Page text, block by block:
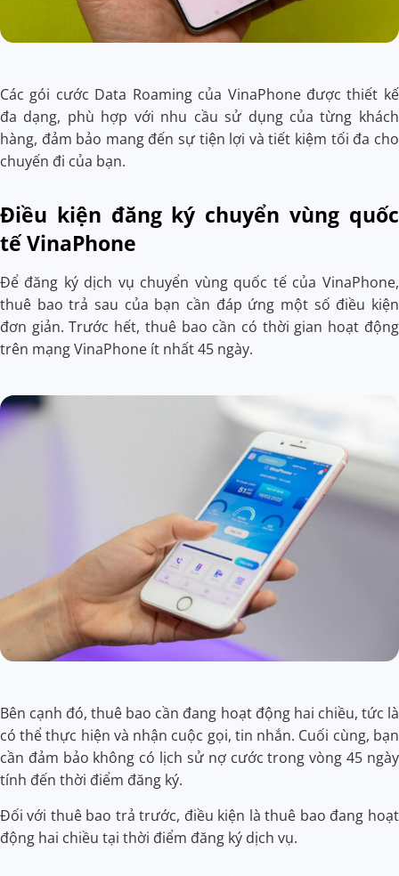
Các gói cước Data Roaming của VinaPhone được thiết kế
đa dạng, phù hợp với nhu cầu sử dụng của từng khách
hàng, đảm bảo mang đến sự tiện lợi và tiết kiệm tối đa cho
chuyến đi của bạn.
Điều kiện đăng ký chuyển vùng quốc
tế VinaPhone
Để đăng ký dịch vụ chuyển vùng quốc tế của VinaPhone,
thuê bao trả sau của bạn cần đáp ứng một số điều kiện
đơn giản. Trước hết, thuê bao cần có thời gian hoạt động
trên mạng VinaPhone ít nhất 45 ngày.
Bên cạnh đó, thuê bao cần đang hoạt động hai chiều, tức là
có thể thực hiện và nhận cuộc gọi, tin nhắn. Cuối cùng, bạn
cần đảm bảo không có lịch sử nợ cước trong vòng 45 ngày
tính đến thời điểm đăng ký.
Đối với thuê bao trả trước, điều kiện là thuê bao đang hoạt
động hai chiều tại thời điểm đăng ký dịch vụ.